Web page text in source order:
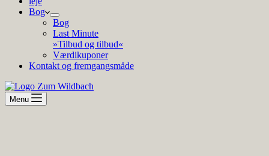
Bog
Bog
Last Minute
»Tilbud og tilbud«
Værdikuponer
Kontakt og fremgangsmåde
Menu